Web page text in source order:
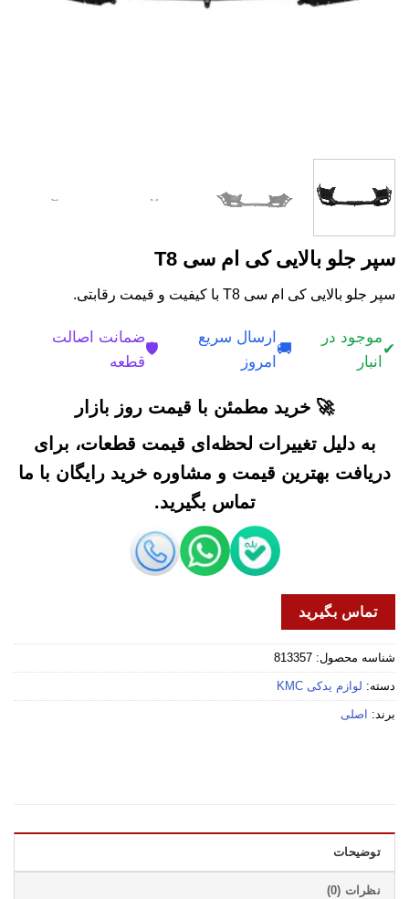
سپر جلو بالایی کی ام سی T8
سپر جلو بالایی کی ام سی T8 با کیفیت و قیمت رقابتی.
✔
موجود در
انبار
🚚
ارسال سریع
امروز
🛡️
ضمانت اصالت
قطعه
🚀 خرید مطمئن با قیمت روز بازار
به دلیل تغییرات لحظه‌ای قیمت قطعات، برای
دریافت بهترین قیمت و مشاوره خرید رایگان با ما
تماس بگیرید.
تماس بگیرید
شناسه محصول: 813357
دسته: لوازم یدکی KMC
برند: اصلی
توضیحات
نظرات (0)